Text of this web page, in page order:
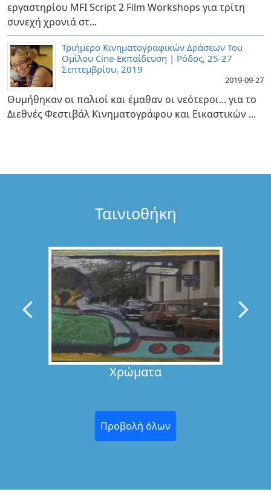
εργαστηρίου MFI Script 2 Film Workshops για τρίτη
συνεχή χρονιά στ...
Τριήμερο Κινηματογραφικών Δράσεων Του
Ομίλου Cine-Εκπαίδευση | Ρόδος, 25-27
Σεπτεμβρίου, 2019
2019-09-27
Θυμήθηκαν οι παλιοί και έμαθαν οι νεότεροι... για το
Διεθνές Φεστιβάλ Κινηματογράφου και Εικαστικών ...
Preisner Στο Μέγαρο Μουσικής Αθηνών
Πράισνερ έρχεται στην Αθήνα για να παρουσιάσει,
στις 3 και στις 4 Νοε...
Η ΕΠΙΣΤΡΟΦΗ ΤΟΥ ΔΙΟΝΥΣΟΥ. Αφιέρωμα
Στον Θεόδωρο Τερζόπουλο. 5-8 Ιουλίου
2018
Το Ευρωπαϊκό Πολιτιστικό Κέντρο Δελφών, με την
υποστήριξη του Ιδρύματος Ωνάση, οργανώνει από 5
«Η ευαίσθητη ματιά της Λουκίας
Η Ευαίσθητη Πλευρά Της Λουκίας Ρικάκη -
Ταινιοθήκη
Χρώματα
Προβολή όλων